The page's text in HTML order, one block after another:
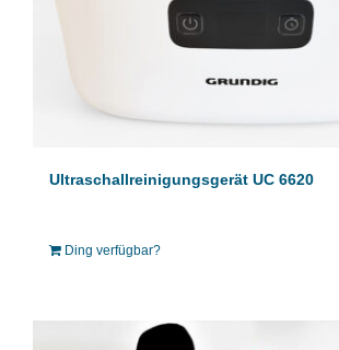
Ultraschallreinigungsgerät UC 6620
Ding verfügbar?